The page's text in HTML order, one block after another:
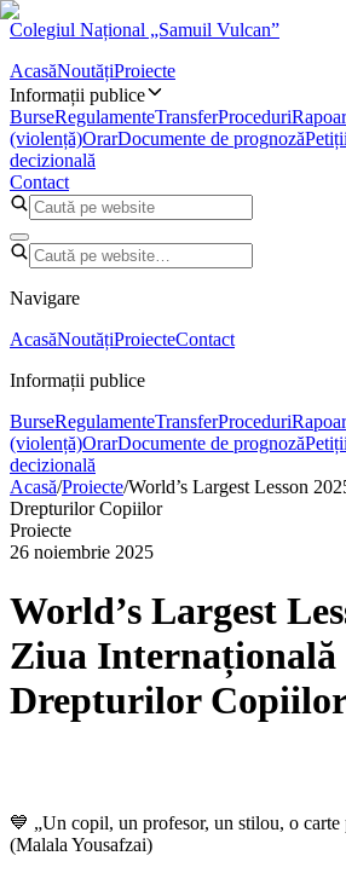
Colegiul Național „Samuil Vulcan”
AcasăNoutățiProiecte
Informații publice
BurseRegulamenteTransferProceduri
(violență)OrarDocumente de prognozăPetiții
decizională
Contact
Navigare
AcasăNoutățiProiecteContact
Informații publice
BurseRegulamenteTransferProceduri
(violență)OrarDocumente de prognozăPetiții
decizională
Acasă/Proiecte/World’s Largest Lesson
Drepturilor Copiilor
Proiecte
26 noiembrie 2025
World’s Largest
Ziua Internațională
Drepturilor
💙 „Un copil, un profesor, un stilou, o carte
(Malala Yousafzai)